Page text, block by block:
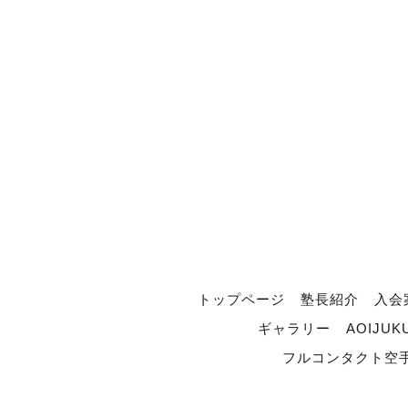
トップページ 塾長紹介
入
ギャラリー
フルコンタクト空